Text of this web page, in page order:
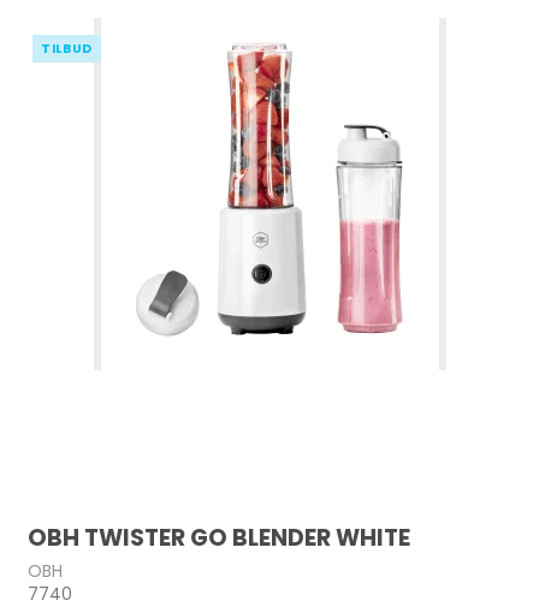
TILBUD
OBH TWISTER GO BLENDER WHITE
OBH
7740